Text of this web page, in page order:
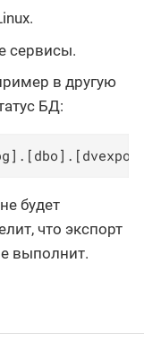
сервисы.
в другую
БД:
будет
что экспорт
выполнит.